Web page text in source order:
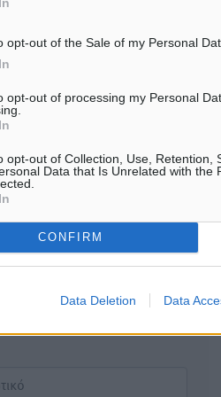
opt-out of the Sale of my Personal
opt-out of processing my Personal
opt-out of Collection, Use, Retention,
Data that Is Unrelated with the
CONFIRM
Data Deletion Data
Η Δημοκρατική δεν υιοθετεί
όποια σχόλια θεωρούμε
Χρήστες που δεν τηρούν
του σχολίου.